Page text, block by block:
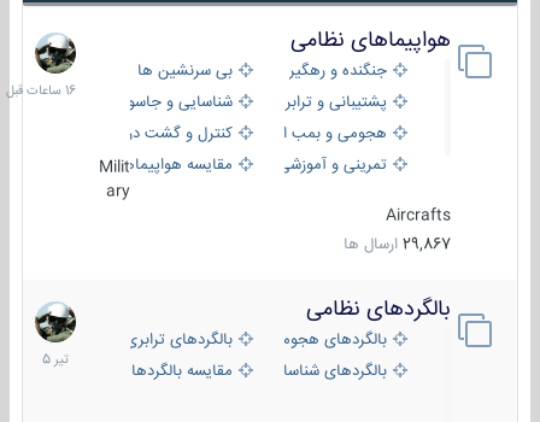
هواپیماهای نظامی
جنگنده و رهگیر
بی سرنشین ها
پشتیبانی و ترابری
شناسایی و جاسوسی
هجومی و بمب افکن
کنترل و گشت دریایی
تمرینی و آموزشی
مقایسه هواپیماهاMilit
ary
Aircrafts
29,867 ارسال ها
16
ساعات
قبل
بالگردهای نظامی
بالگردهای هجومی
بالگردهای ترابری
بالگردهای شناسایی
مقایسه بالگردها
22
تیر
1405